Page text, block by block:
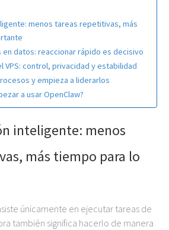
menos tareas repetitivas, más
en datos: reaccionar rápido es decisivo
VPS: control, privacidad y estabilidad
y empieza a liderarlos
a usar OpenClaw?
inteligente: menos
más tiempo para lo
únicamente en ejecutar tareas de
también significa hacerlo de manera